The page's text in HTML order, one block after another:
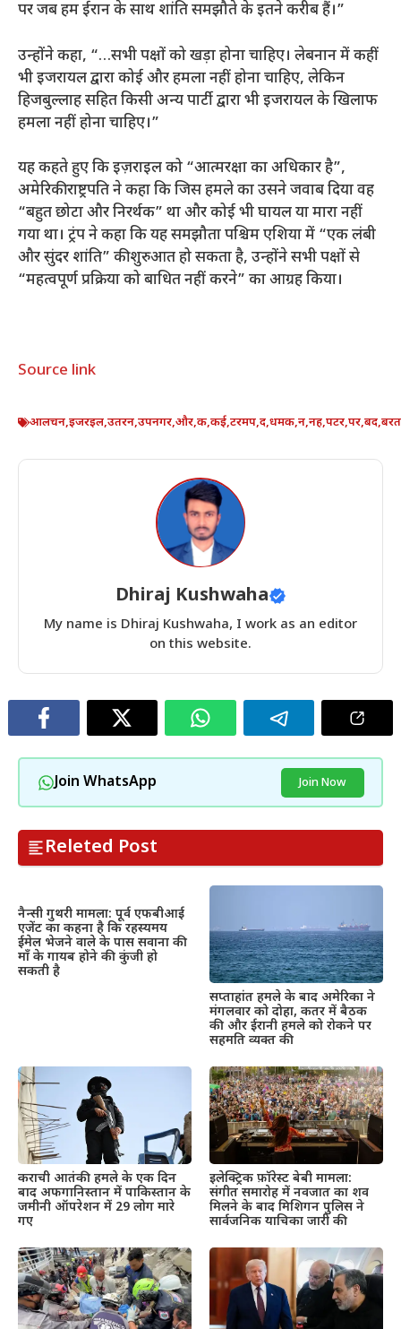
पर जब हम ईरान के साथ शांति समझौते के इतने करीब हैं।”
उन्होंने कहा, “…सभी पक्षों को खड़ा होना चाहिए। लेबनान में कहीं
भी इजरायल द्वारा कोई और हमला नहीं होना चाहिए, लेकिन
हिजबुल्लाह सहित किसी अन्य पार्टी द्वारा भी इजरायल के खिलाफ
हमला नहीं होना चाहिए।”
यह कहते हुए कि इज़राइल को “आत्मरक्षा का अधिकार है”,
अमेरिकी राष्ट्रपति ने कहा कि जिस हमले का उसने जवाब दिया वह
“बहुत छोटा और निरर्थक” था और कोई भी घायल या मारा नहीं
गया था। ट्रंप ने कहा कि यह समझौता पश्चिम एशिया में “एक लंबी
और सुंदर शांति” की शुरुआत हो सकता है, उन्होंने सभी पक्षों से
“महत्वपूर्ण प्रक्रिया को बाधित नहीं करने” का आग्रह किया।
Source link
आलचन,इजरइल,उतरन,उपनगर,और,क,कई,टरमप,द,धमक,न,नह,पटर,पर,बद,बरत
Dhiraj Kushwaha
My name is Dhiraj Kushwaha, I work as an editor
on this website.
Join WhatsApp Join Now
Releted Post
नैन्सी गुथरी मामला: पूर्व एफबीआई
एजेंट का कहना है कि रहस्यमय
ईमेल भेजने वाले के पास सवाना की
माँ के गायब होने की कुंजी हो
सकती है
सप्ताहांत हमले के बाद अमेरिका ने
मंगलवार को दोहा, कतर में बैठक
की और ईरानी हमले को रोकने पर
सहमति व्यक्त की
कराची आतंकी हमले के एक दिन
बाद अफगानिस्तान में पाकिस्तान के
जमीनी ऑपरेशन में 29 लोग मारे
गए
इलेक्ट्रिक फ़ॉरेस्ट बेबी मामला:
संगीत समारोह में नवजात का शव
मिलने के बाद मिशिगन पुलिस ने
सार्वजनिक याचिका जारी की